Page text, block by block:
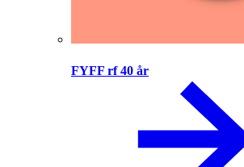
FYFF rf 40 år